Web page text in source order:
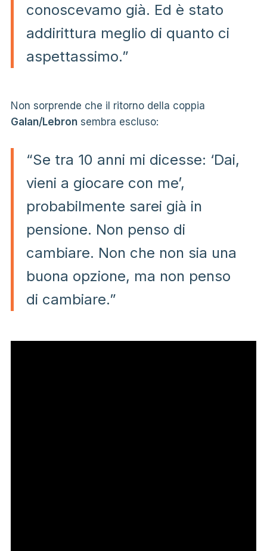
conoscevamo già. Ed è stato
addirittura meglio di quanto ci
aspettassimo.”
Non sorprende che il ritorno della coppia
Galan/Lebronsembra escluso:
“Se tra 10 anni mi dicesse: ‘Dai,
vieni a giocare con me’,
probabilmente sarei già in
pensione. Non penso di
cambiare. Non che non sia una
buona opzione, ma non penso
di cambiare.”